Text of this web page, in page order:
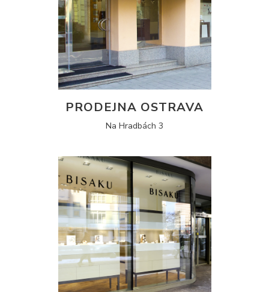
PRODEJNA OSTRAVA
Na Hradbách 3